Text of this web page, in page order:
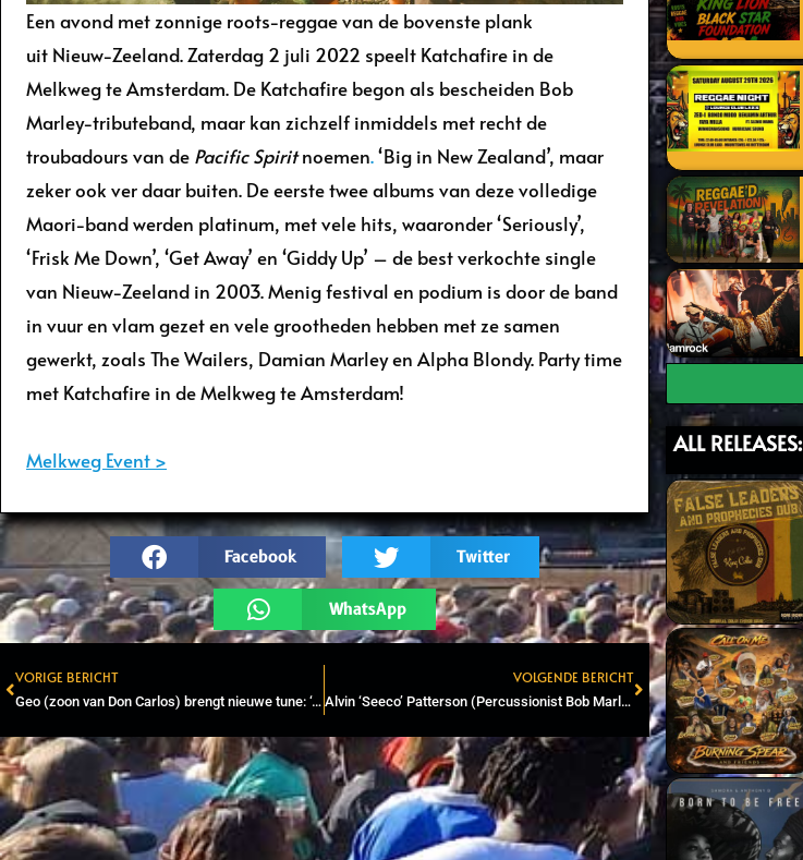
Een avond met zonnige roots-reggae van de bovenste plank
uit Nieuw-Zeeland. Zaterdag 2 juli 2022 speelt Katchafire in de
Melkweg te Amsterdam. De Katchafire begon als bescheiden Bob
Marley-tributeband, maar kan zichzelf inmiddels met recht de
troubadours van de Pacific Spiritnoemen.‘Big in New Zealand’, maar
zeker ook ver daar buiten. De eerste twee albums van deze volledige
Maori-band werden platinum, met vele hits, waaronder ‘Seriously’,
‘Frisk Me Down’, ‘Get Away’ en ‘Giddy Up’ – de best verkochte single
van Nieuw-Zeeland in 2003. Menig festival en podium is door de band
in vuur en vlam gezet en vele grootheden hebben met ze samen
gewerkt, zoals The Wailers, Damian Marley en Alpha Blondy. Party time
met Katchafire in de Melkweg te Amsterdam!
Melkweg Event >
Facebook Twitter
WhatsApp
Prev
VORIGE BERICHT
Geo (zoon van Don Carlos) brengt nieuwe tune: ‘African Roots’ uit samen met videoclip
VOLGENDE BERICHT
Alvin ‘Seeco’ Patterson (Percussionist Bob Marley & The Wailers) sterft op 90-jarige leeftijd in Kingston Next
ALL RELEASES: